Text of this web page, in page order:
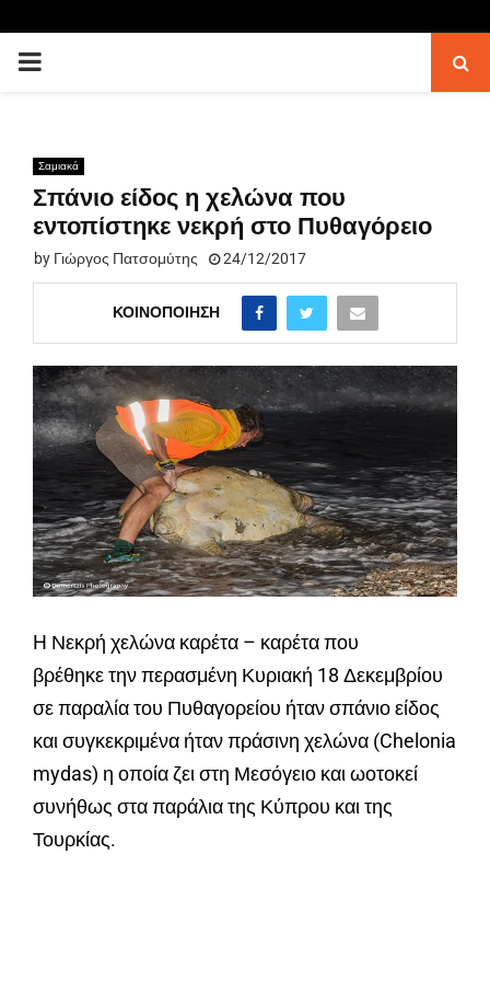
PRIMARY
Σαμιακά
Σπάνιο είδος η χελώνα που
εντοπίστηκε νεκρή στο Πυθαγόρειο
by Γιώργος Πατσομύτης 24/12/2017
ΚΟΙΝΟΠΟΊΗΣΗ
H Νεκρή χελώνα καρέτα – καρέτα που
βρέθηκε την περασμένη Κυριακή 18 Δεκεμβρίου
σε παραλία του Πυθαγορείου ήταν σπάνιο είδος
και συγκεκριμένα ήταν πράσινη χελώνα (Chelonia
mydas) η οποία ζει στη Μεσόγειο και ωοτοκεί
συνήθως στα παράλια της Κύπρου και της
Τουρκίας.